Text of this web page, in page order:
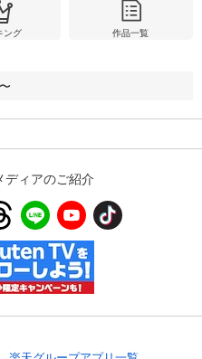
分の購入明細の確認が可能です。
、購入、定額見放題の購入履歴の
す。
入りに登録した作品を確認できま
に入りに追加した作品の削除も可
の閲覧履歴を確認できます。履歴
可能です。
で表示される作品の表示制限が可
ング 作品一覧
ディアのご紹介